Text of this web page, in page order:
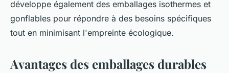
développe également des emballages isothermes et
gonflables pour répondre à des besoins spécifiques
tout en minimisant l'empreinte écologique.
Avantages des emballages durables